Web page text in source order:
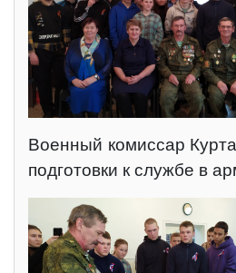
Военный комиссар
подготовки к службе в